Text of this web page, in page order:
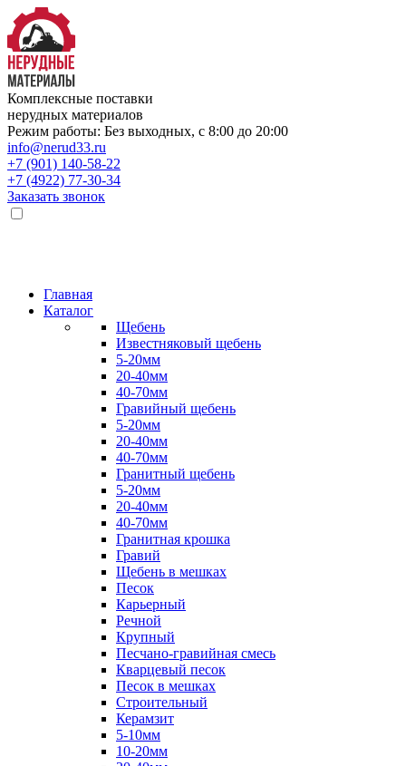
Комплексные поставки
нерудных материалов
Режим работы: Без выходных, с 8:00 до 20:00
info@nerud33.ru
+7 (901) 140-58-22
+7 (4922) 77-30-34
Заказать звонок
Главная
Каталог
Щебень
Известняковый щебень
5-20мм
20-40мм
40-70мм
Гравийный щебень
5-20мм
20-40мм
40-70мм
Гранитный щебень
5-20мм
20-40мм
40-70мм
Гранитная крошка
Гравий
Щебень в мешках
Песок
Карьерный
Речной
Крупный
Песчано-гравийная смесь
Кварцевый песок
Песок в мешках
Строительный
Керамзит
5-10мм
10-20мм